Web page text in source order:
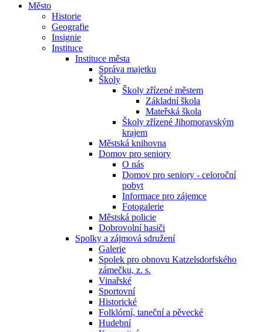
Město
Historie
Geografie
Insignie
Instituce
Instituce města
Správa majetku
Školy
Školy zřízené městem
Základní škola
Mateřská škola
Školy zřízené Jihomoravským
krajem
Městská knihovna
Domov pro seniory
O nás
Domov pro seniory - celoroční
pobyt
Informace pro zájemce
Fotogalerie
Městská policie
Dobrovolní hasiči
Spolky a zájmová sdružení
Galerie
Spolek pro obnovu Katzelsdorfského
zámečku, z. s.
Vinařské
Sportovní
Historické
Folklórní, taneční a pěvecké
Hudební